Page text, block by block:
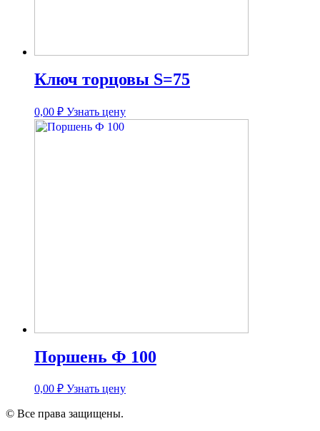
Ключ торцовы S=75
0,00 ₽ Узнать цену
Поршень Ф 100
0,00 ₽ Узнать цену
© Все права защищены.